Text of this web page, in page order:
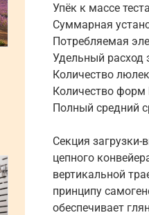
Упёк к массе
Суммарная
Потребляемая
Удельный расход
Количество
Количество
Полный средний
Секция
цепного
вертикальной
принципу
обеспечивает